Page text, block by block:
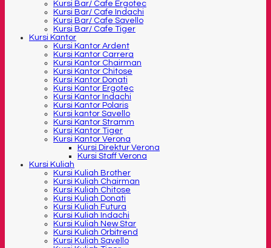
Kursi Bar/ Cafe Ergotec
Kursi Bar/ Cafe Indachi
Kursi Bar/ Cafe Savello
Kursi Bar/ Cafe Tiger
Kursi Kantor
Kursi Kantor Ardent
Kursi Kantor Carrera
Kursi Kantor Chairman
Kursi Kantor Chitose
Kursi Kantor Donati
Kursi Kantor Ergotec
Kursi Kantor Indachi
Kursi Kantor Polaris
Kursi kantor Savello
Kursi Kantor Stramm
Kursi Kantor Tiger
Kursi Kantor Verona
Kursi Direktur Verona
Kursi Staff Verona
Kursi Kuliah
Kursi Kuliah Brother
Kursi Kuliah Chairman
Kursi Kuliah Chitose
Kursi Kuliah Donati
Kursi Kuliah Futura
Kursi Kuliah Indachi
Kursi Kuliah New Star
Kursi Kuliah Orbitrend
Kursi Kuliah Savello